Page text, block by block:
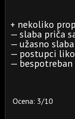
+ nekoliko
— slaba priča
— užasno
— postupci
—
Ocena: 3/10